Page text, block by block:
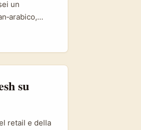
un
per testare
su
retail e della